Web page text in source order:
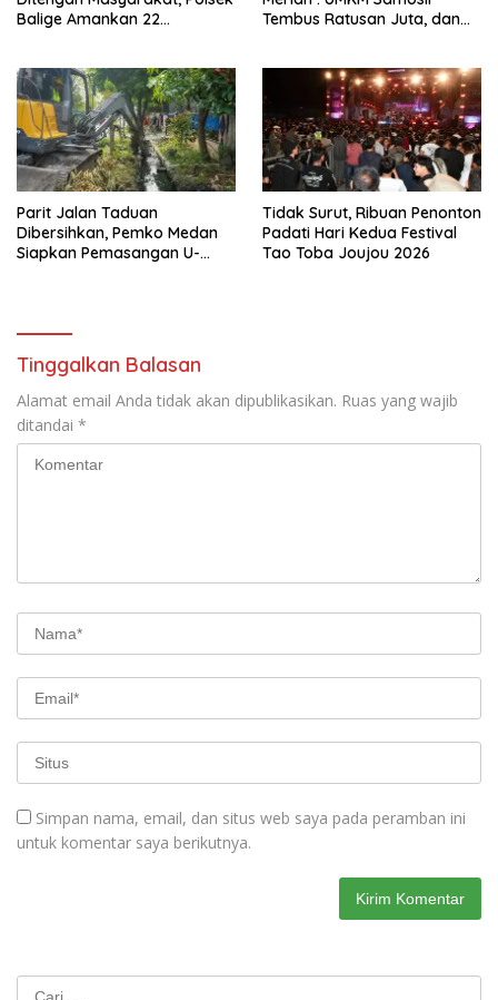
Balige Amankan 22
Tembus Ratusan Juta, dan
Parit Jalan Taduan
Dibersihkan, Pemko Medan
Siapkan Pemasangan U-
Tidak Surut, Ribuan Penonton
Padati Hari Kedua Festival
Tao Toba Joujou 2026
Tinggalkan Balasan
Alamat email Anda tidak akan dipublikasikan. Ruas yang wajib
ditandai *
Simpan nama, email, dan situs web saya pada peramban ini
untuk komentar saya berikutnya.